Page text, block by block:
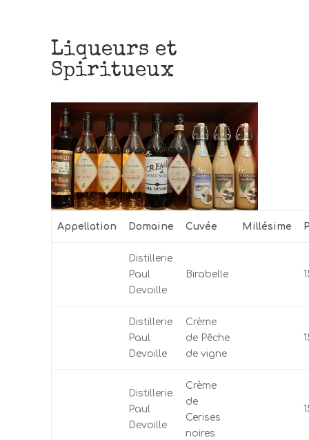
Liqueurs et
Spiritueux
Appellation Domaine Cuvée Millésime
Distillerie
Paul
Devoille
Birabelle
Distillerie
Paul
Devoille
Crème
de Pêche
de vigne
Distillerie
Paul
Devoille
Crème
de
Cerises
noires